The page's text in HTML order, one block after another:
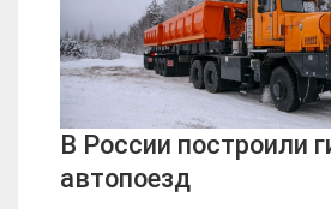
В России построили
автопоезд